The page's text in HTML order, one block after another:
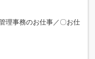
理事務のお仕事／〇お仕